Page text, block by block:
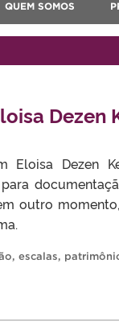
QUEM SOMOS
Dezen
Eloisa Dezen
outro
, escalas,